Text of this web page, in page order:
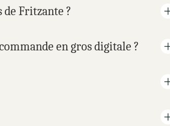
Fritzante ?
en gros digitale ?